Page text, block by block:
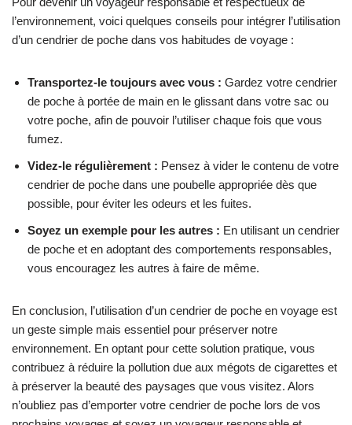
l’environnement, voici quelques conseils pour intégrer l’utilisation
d’un cendrier de poche dans vos habitudes de voyage :
Transportez-le toujours avec vous : Gardez votre cendrier
de poche à portée de main en le glissant dans votre sac ou
votre poche, afin de pouvoir l’utiliser chaque fois que vous
fumez.
Videz-le régulièrement : Pensez à vider le contenu de votre
cendrier de poche dans une poubelle appropriée dès que
possible, pour éviter les odeurs et les fuites.
Soyez un exemple pour les autres : En utilisant un cendrier
de poche et en adoptant des comportements responsables,
vous encouragez les autres à faire de même.
En conclusion, l’utilisation d’un cendrier de poche en voyage est
un geste simple mais essentiel pour préserver notre
environnement. En optant pour cette solution pratique, vous
contribuez à réduire la pollution due aux mégots de cigarettes et
à préserver la beauté des paysages que vous visitez. Alors
n’oubliez pas d’emporter votre cendrier de poche lors de vos